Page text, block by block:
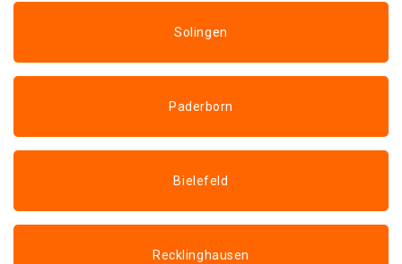
Solingen
Paderborn
Bielefeld
Recklinghausen